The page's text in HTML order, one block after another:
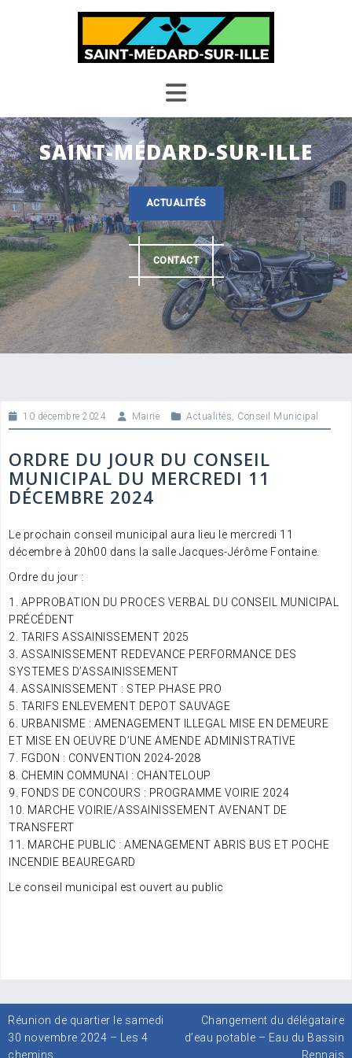
SAINT-MÉDARD-SUR-ILLE
ACTUALITÉS
CONTACT
10 décembre 2024 Mairie Actualités, Conseil Municipal
ORDRE DU JOUR DU CONSEIL
MUNICIPAL DU MERCREDI 11
DÉCEMBRE 2024
Le prochain conseil municipal aura lieu le mercredi 11
décembre à 20h00 dans la salle Jacques-Jérôme Fontaine.
Ordre du jour :
1. APPROBATION DU PROCES VERBAL DU CONSEIL MUNICIPAL
PRÉCÉDENT
2. TARIFS ASSAINISSEMENT 2025
3. ASSAINISSEMENT REDEVANCE PERFORMANCE DES
SYSTEMES D’ASSAINISSEMENT
4. ASSAINISSEMENT : STEP PHASE PRO
5. TARIFS ENLEVEMENT DEPOT SAUVAGE
6. URBANISME : AMENAGEMENT ILLEGAL MISE EN DEMEURE
ET MISE EN OEUVRE D’UNE AMENDE ADMINISTRATIVE
7. FGDON : CONVENTION 2024-2028
8. CHEMIN COMMUNAl : CHANTELOUP
9. FONDS DE CONCOURS : PROGRAMME VOIRIE 2024
10. MARCHE VOIRIE/ASSAINISSEMENT AVENANT DE
TRANSFERT
11. MARCHE PUBLIC : AMENAGEMENT ABRIS BUS ET POCHE
INCENDIE BEAUREGARD
Le conseil municipal est ouvert au public
Navigation
de
l’article
Réunion de quartier le samedi
30 novembre 2024 – Les 4
chemins
Changement du délégataire
d’eau potable – Eau du Bassin
Rennais